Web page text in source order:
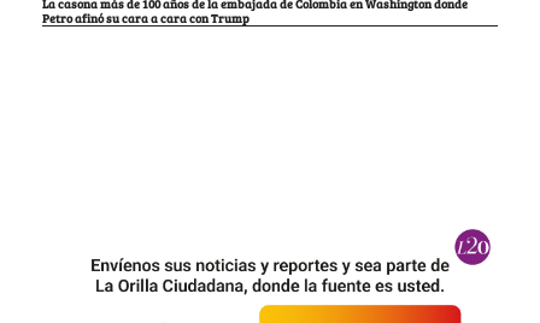
La casona más de 100 años de la embajada de Colombia en Washington donde
Petro afinó su cara a cara con Trump